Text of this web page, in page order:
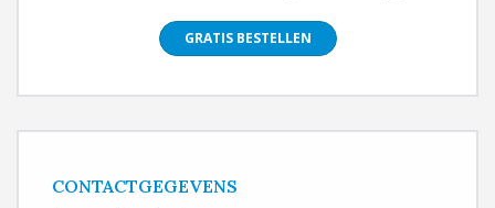
GRATIS BESTELLEN
CONTACTGEGEVENS